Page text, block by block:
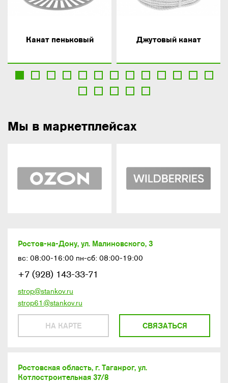
Канат пеньковый Джутовый канат
Мы в маркетплейсах
Ростов-на-Дону, ул. Малиновского, 3
вс: 08:00-16:00 пн-сб: 08:00-19:00
НА КАРТЕ
+7 (928) 143-33-71
strop@stankov.ru
strop61@stankov.ru
СВЯЗАТЬСЯ
Ростовская область, г. Таганрог, ул.
Котлостроительная 37/8